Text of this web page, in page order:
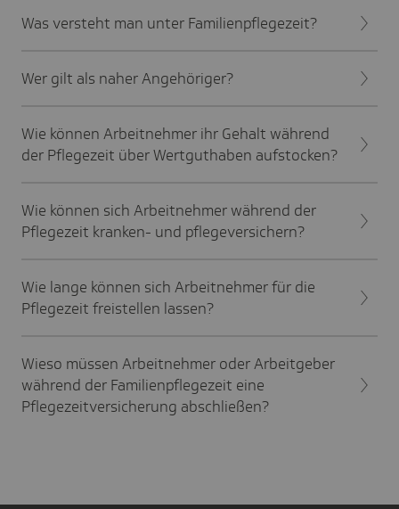
Was versteht man unter Familienpflegezeit?
Wer gilt als naher Angehöriger?
Wie können Arbeitnehmer ihr Gehalt während
der Pflegezeit über Wertguthaben aufstocken?
Wie können sich Arbeitnehmer während der
Pflegezeit kranken- und pflegeversichern?
Wie lange können sich Arbeitnehmer für die
Pflegezeit freistellen lassen?
Wieso müssen Arbeitnehmer oder Arbeitgeber
während der Familienpflegezeit eine
Pflegezeitversicherung abschließen?